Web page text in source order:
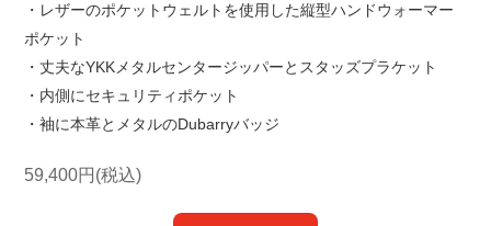
・レザーのポケットウェルトを使用した縦型ハンドウォーマー
ポケット
・丈夫なYKKメタルセンタージッパーとスタッズプラケット
・内側にセキュリティポケット
・袖に本革とメタルのDubarryバッジ
59,400円(税込)